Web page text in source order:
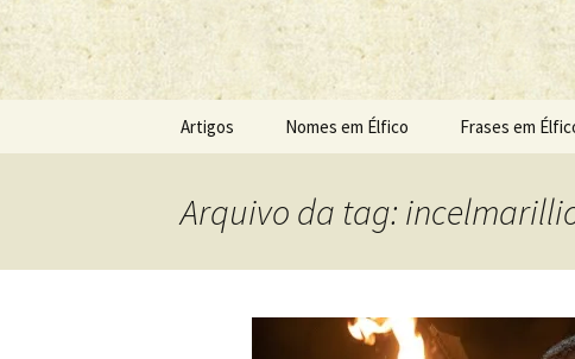
conteúdo
Artigos Nomes em Élfico Frases em
Arquivo da tag: